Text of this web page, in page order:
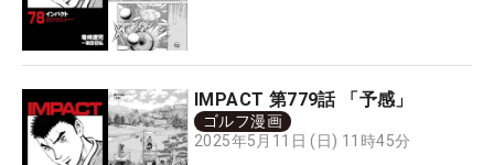
IMPACT 第779話 「予感」
ゴルフ漫画
2025年5月11日 (日) 11時45分